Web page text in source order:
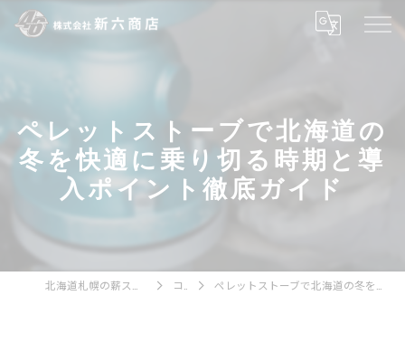
ペレットストーブで北海道の
冬を快適に乗り切る時期と導
入ポイント徹底ガイド
コラム ペレットストーブで北海道の冬を快適に乗り切る時期と導入ポイント徹底ガイド